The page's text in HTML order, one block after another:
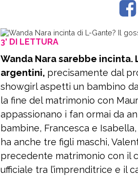
3' DI LETTURA
Wanda Nara sarebbe
argentini, precisamente dal
showgirl aspetti un bambino
la fine del matrimonio con
appassionano i fan ormai da
bambine, Francesca e
ha anche tre figli maschi,
precedente matrimonio con il
ufficiale tra l’imprenditrice e il